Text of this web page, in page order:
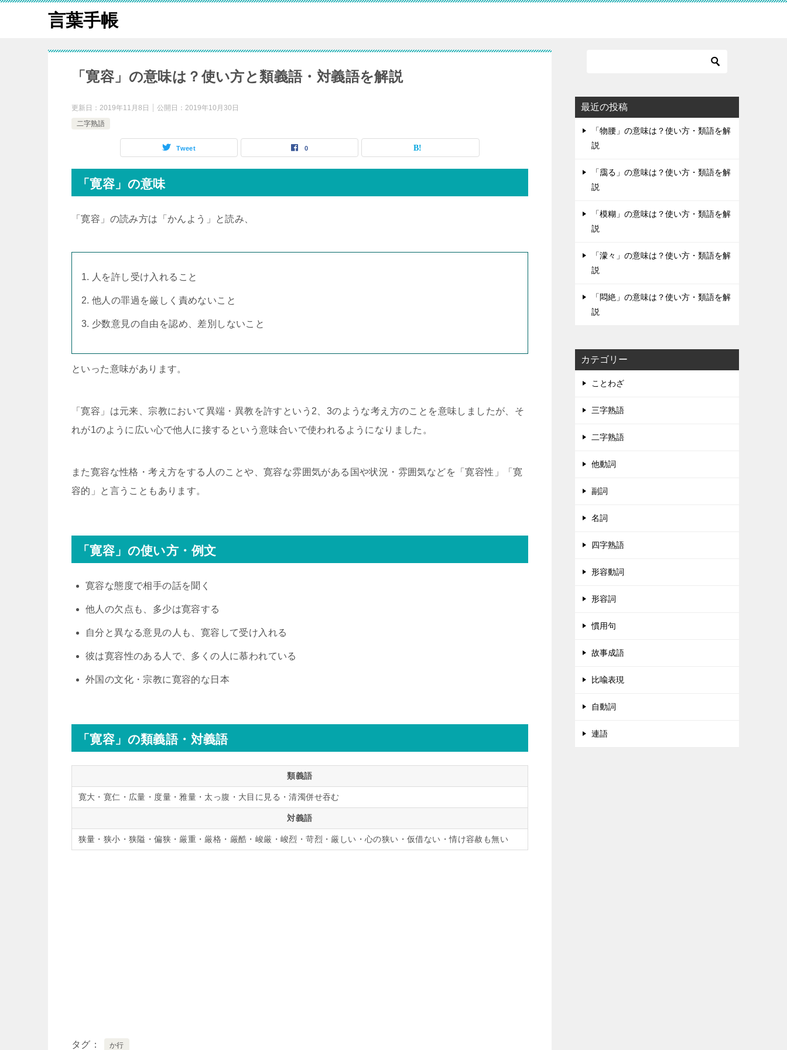
言葉手帳
「寛容」の意味は？使い方と類義語・対義語を解説
更新日： 2019年11月8日 公開日： 2019年10月30日
二字熟語
Tweet 0
「寛容」の意味
「寛容」の読み方は「かんよう」と読み、
人を許し受け入れること
他人の罪過を厳しく責めないこと
少数意見の自由を認め、差別しないこと
といった意味があります。
「寛容」は元来、宗教において異端・異教を許すという2、3のような考え方のことを意味しましたが、そ
れが1のように広い心で他人に接するという意味合いで使われるようになりました。
また寛容な性格・考え方をする人のことや、寛容な雰囲気がある国や状況・雰囲気などを「寛容性」「寛
容的」と言うこともあります。
「寛容」の使い方・例文
寛容な態度で相手の話を聞く
他人の欠点も、多少は寛容する
自分と異なる意見の人も、寛容して受け入れる
彼は寛容性のある人で、多くの人に慕われている
外国の文化・宗教に寛容的な日本
「寛容」の類義語・対義語
類義語
寛大・寛仁・広量・度量・雅量・太っ腹・大目に見る・清濁併せ吞む
対義語
狭量・狭小・狭隘・偏狭・厳重・厳格・厳酷・峻厳・峻烈・苛烈・厳しい・心の狭い・仮借ない・情け容赦も無い
タグ か行
最近の投稿
「物腰」の意味は？使い方・類語を解
説
「靄る」の意味は？使い方・類語を解
説
「模糊」の意味は？使い方・類語を解
説
「濛々」の意味は？使い方・類語を解
説
「悶絶」の意味は？使い方・類語を解
説
カテゴリー
ことわざ
三字熟語
二字熟語
他動詞
副詞
名詞
四字熟語
形容動詞
形容詞
慣用句
故事成語
比喩表現
自動詞
連語